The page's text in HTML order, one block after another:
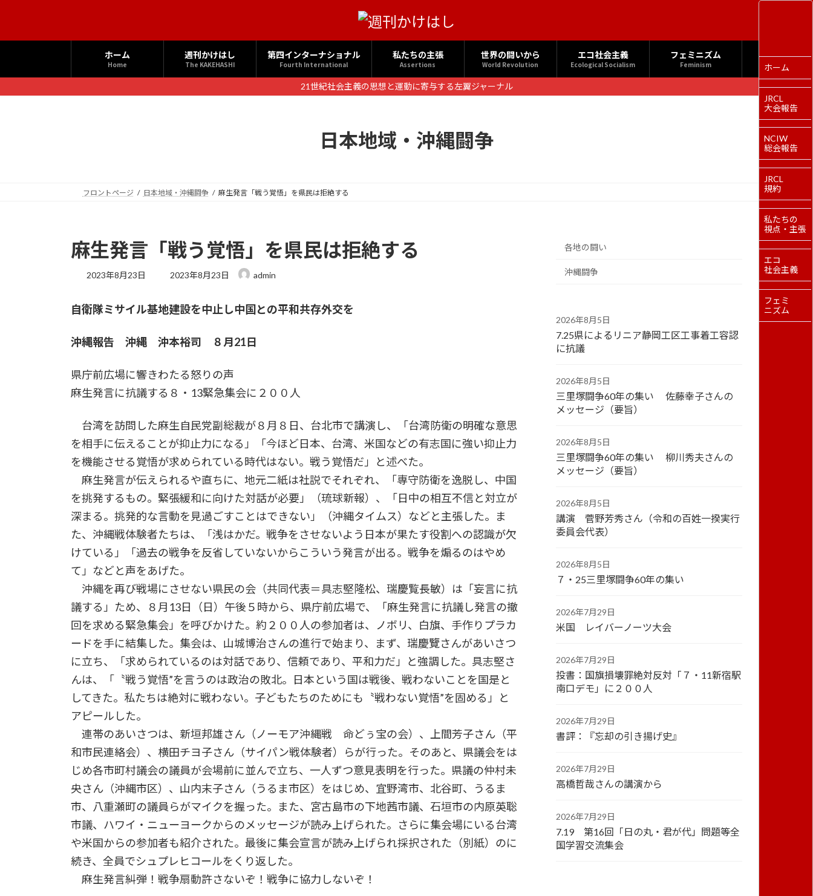
へ
ス
ョ
ン
ホーム
Home
週刊かけはし
The KAKEHASHI
第四インターナショナル
Fourth International
私たちの主張
Assertions
世界の闘いから
World Revolution
エコ社会主義
Ecological Socialism
フェミニズム
Feminism
21世紀社会主義の思想と運動に寄与する左翼ジャーナル
日本地域・沖縄闘争
フロントページ 日本地域・沖縄闘争 麻生発言「戦う覚悟」を県民は拒絶する
麻生発言「戦う覚悟」を県民は拒絶する
2023年8月23日
最
新
:
2023年8月23日 admin
自衛隊ミサイル基地建設を中止し中国との平和共存外交を
沖縄報告 沖縄 沖本裕司 ８月21日
県庁前広場に響きわたる怒りの声
麻生発言に抗議する８・13緊急集会に２００人
台湾を訪問した麻生自民党副総裁が８月８日、台北市で講演し、「台湾防衛の明確な意思
を相手に伝えることが抑止力になる」「今ほど日本、台湾、米国などの有志国に強い抑止力
を機能させる覚悟が求められている時代はない。戦う覚悟だ」と述べた。
麻生発言が伝えられるや直ちに、地元二紙は社説でそれぞれ、「専守防衛を逸脱し、中国
を挑発するもの。緊張緩和に向けた対話が必要」（琉球新報）、「日中の相互不信と対立が
深まる。挑発的な言動を見過ごすことはできない」（沖縄タイムス）などと主張した。ま
た、沖縄戦体験者たちは、「浅はかだ。戦争をさせないよう日本が果たす役割への認識が欠
けている」「過去の戦争を反省していないからこういう発言が出る。戦争を煽るのはやめ
て」などと声をあげた。
沖縄を再び戦場にさせない県民の会（共同代表＝具志堅隆松、瑞慶覧長敏）は「妄言に抗
議する」ため、８月13日（日）午後５時から、県庁前広場で、「麻生発言に抗議し発言の撤
回を求める緊急集会」を呼びかけた。約２００人の参加者は、ノボリ、白旗、手作りプラカ
ードを手に結集した。集会は、山城博治さんの進行で始まり、まず、瑞慶覽さんがあいさつ
に立ち、「求められているのは対話であり、信頼であり、平和力だ」と強調した。具志堅さ
んは、「〝戦う覚悟”を言うのは政治の敗北。日本という国は戦後、戦わないことを国是と
してきた。私たちは絶対に戦わない。子どもたちのためにも〝戦わない覚悟”を固める」と
アピールした。
連帯のあいさつは、新垣邦雄さん（ノーモア沖縄戦 命どぅ宝の会）、上間芳子さん（平
和市民連絡会）、横田チヨ子さん（サイパン戦体験者）らが行った。そのあと、県議会をは
じめ各市町村議会の議員が会場前に並んで立ち、一人ずつ意見表明を行った。県議の仲村未
央さん（沖縄市区）、山内末子さん（うるま市区）をはじめ、宜野湾市、北谷町、うるま
市、八重瀬町の議員らがマイクを握った。また、宮古島市の下地茜市議、石垣市の内原英聡
市議、ハワイ・ニューヨークからのメッセージが読み上げられた。さらに集会場にいる台湾
や米国からの参加者も紹介された。最後に集会宣言が読み上げられ採択された（別紙）のに
続き、全員でシュプレヒコールをくり返した。
麻生発言糾弾！戦争扇動許さないぞ！戦争に協力しないぞ！
各地の闘い
沖縄闘争
2026年8月5日
7.25県によるリニア静岡工区工事着工容認
に抗議
2026年8月5日
三里塚闘争60年の集い 佐藤幸子さんの
メッセージ（要旨）
2026年8月5日
三里塚闘争60年の集い 柳川秀夫さんの
メッセージ（要旨）
2026年8月5日
講演 菅野芳秀さん（令和の百姓一揆実行
委員会代表）
2026年8月5日
７・25三里塚闘争60年の集い
2026年7月29日
米国 レイバーノーツ大会
2026年7月29日
投書：国旗損壊罪絶対反対「７・11新宿駅
南口デモ」に２００人
2026年7月29日
書評：『忘却の引き揚げ史』
2026年7月29日
高橋哲哉さんの講演から
2026年7月29日
7.19 第16回「日の丸・君が代」問題等全
国学習交流集会
ホーム
JRCL
大会報告
NCIW
総会報告
JRCL
規約
私たちの
視点・主張
エコ
社会主義
フェミ
ニズム